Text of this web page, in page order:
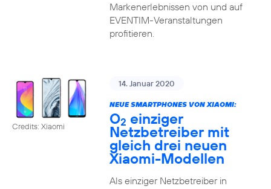
Markenerlebnissen von und auf
EVENTIM-Veranstaltungen
profitieren.
Credits: Xiaomi
14. Januar 2020
NEUE SMARTPHONES VON XIAOMI:
O2 einziger
Netzbetreiber mit
gleich drei neuen
Xiaomi-Modellen
Als einziger Netzbetreiber in